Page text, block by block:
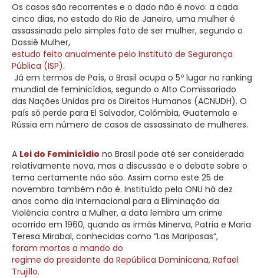
Os casos são recorrentes e o dado não é novo: a cada
cinco dias, no estado do Rio de Janeiro, uma mulher é
assassinada pelo simples fato de ser mulher, segundo o
Dossiê Mulher,
estudo feito anualmente pelo Instituto de Segurança
Pública (ISP).
Já em termos de País, o Brasil ocupa o 5º lugar no ranking
mundial de feminicídios, segundo o Alto Comissariado
das Nações Unidas pra os Direitos Humanos (ACNUDH). O
país só perde para El Salvador, Colômbia, Guatemala e
Rússia em número de casos de assassinato de mulheres.
A Lei do Feminicídio no Brasil pode até ser considerada
relativamente nova, mas a discussão e o debate sobre o
tema certamente não são. Assim como este 25 de
novembro também não é. Instituído pela ONU há dez
anos como dia Internacional para a Eliminação da
Violência contra a Mulher, a data lembra um crime
ocorrido em 1960, quando as irmãs Minerva, Patria e Maria
Teresa Mirabal, conhecidas como “Las Mariposas”,
foram mortas a mando do
regime do presidente da República Dominicana, Rafael
Trujillo.